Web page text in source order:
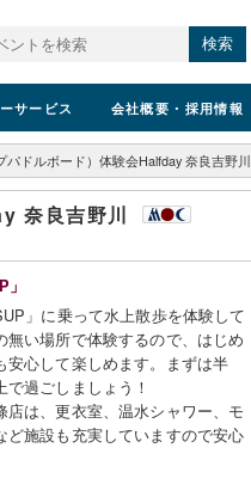
検索
サービス 会社概要 ・採用情報
パドルボード）体験会Halfday 奈良吉野川
奈良吉野川
」に乗って水上散歩を体験して
い場所で体験するので、はじめ
心して楽しめます。まずは半
過ごしましょう！
は、更衣室、温水シャワー、モ
施設も充実していますので安心